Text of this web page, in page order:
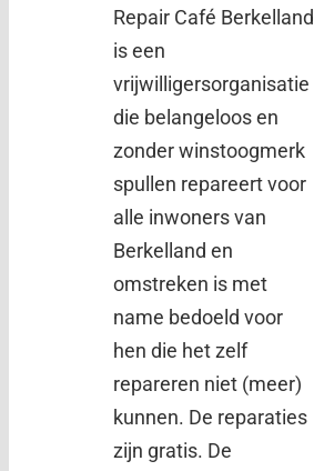
Repair Café Berkelland
is een
vrijwilligersorganisatie
die belangeloos en
zonder winstoogmerk
spullen repareert voor
alle inwoners van
Berkelland en
omstreken is met
name bedoeld voor
hen die het zelf
repareren niet (meer)
kunnen. De reparaties
zijn gratis. De